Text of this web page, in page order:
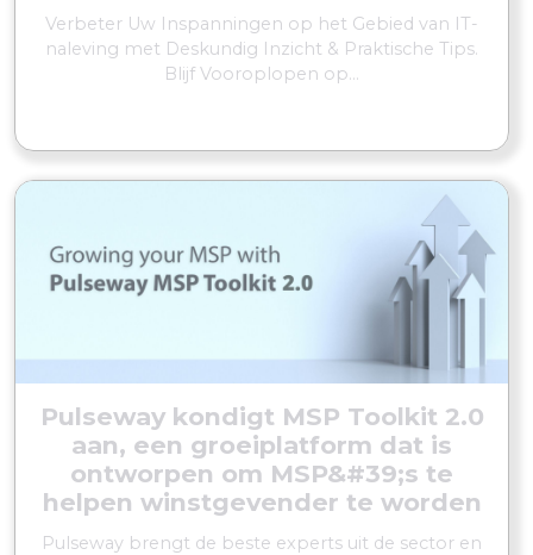
Verbeter Uw Inspanningen op het Gebied van IT-
naleving met Deskundig Inzicht & Praktische Tips.
Blijf Vooroplopen op...
Pulseway kondigt MSP Toolkit 2.0
aan, een groeiplatform dat is
ontworpen om MSP&#39;s te
helpen winstgevender te worden
Pulseway brengt de beste experts uit de sector en